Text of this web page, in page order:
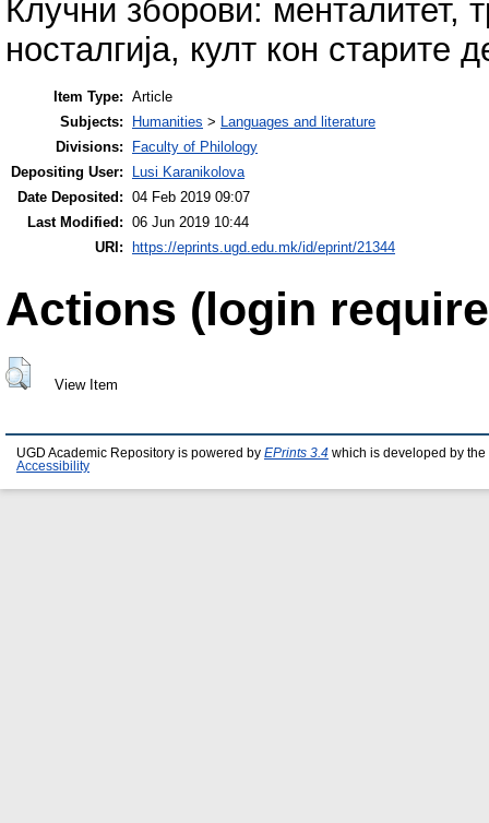
Клучни зборови: менталитет,
носталгија, култ кон старите
Item Type: Article
Subjects:
Humanities > Languages and literature
Divisions:
Faculty of Philology
Depositing User:
Lusi Karanikolova
Date Deposited: 04 Feb 2019 09:07
Last Modified: 06 Jun 2019 10:44
URI:
https://eprints.ugd.edu.mk/id/eprint/21344
Actions (login
View Item
UGD Academic Repository is powered by EPrints 3.4 which is developed by the
Accessibility